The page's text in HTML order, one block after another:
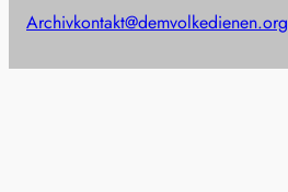
Archivkontakt@demvolkedienen.org